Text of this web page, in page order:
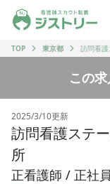
ジストリー 看護師
TOP
東京都 訪問看
この
2025/3/10更新
訪問看護ステ
所
正看護師 / 正社